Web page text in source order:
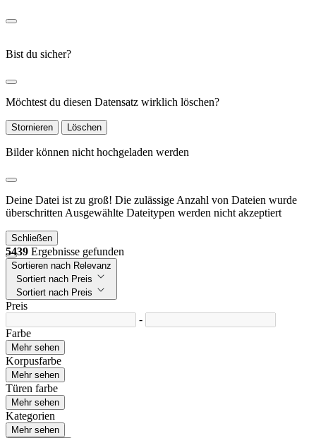
Bist du sicher?
Möchtest du diesen Datensatz wirklich löschen?
Stornieren Löschen
Bilder können nicht hochgeladen werden
Deine Datei ist zu groß! Die zulässige Anzahl von Dateien wurde
überschritten Ausgewählte Dateitypen werden nicht akzeptiert
Schließen
5439 Ergebnisse gefunden
Sortieren nach Relevanz
Sortiert nach Preis
Sortiert nach Preis
Preis
-
Farbe
Mehr sehen
Korpusfarbe
Mehr sehen
Türen farbe
Mehr sehen
Kategorien
Mehr sehen